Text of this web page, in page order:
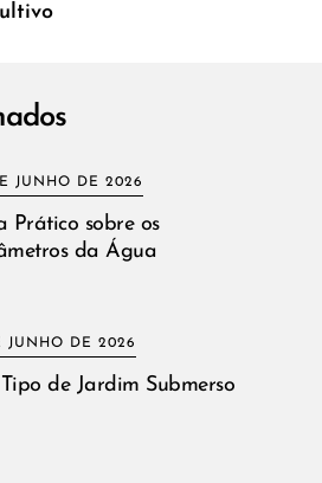
JUNHO DE 2026
Prático sobre os
da Água
JUNHO DE 2026
de Jardim Submerso